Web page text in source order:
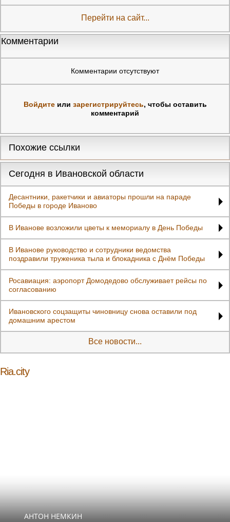
Перейти на сайт...
Комментарии
Комментарии отсутствуют
Войдитеили зарегистрируйтесь, чтобы оставить
комментарий
Похожие ссылки
Сегодня в Ивановской области
Десантники, ракетчики и авиаторы прошли на параде
Победы в городе Иваново
В Иванове возложили цветы к мемориалу в День Победы
В Иванове руководство и сотрудники ведомства
поздравили труженика тыла и блокадника с Днём Победы
Росавиация: аэропорт Домодедово обслуживает рейсы по
согласованию
Ивановского соцзащиты чиновницу снова оставили под
домашним арестом
Все новости...
Ria.city
АНТОН НЕМКИН